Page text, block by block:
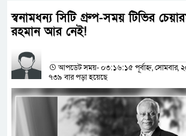
স্বনামধন্য সিটি গ্রুপ-সময় টিভির
রহমান আর নেই!
আপডেট সময়- ০৩:১৬:১৫ পূর্বাহ্ন, সোমবার,
৭৩৯ বার পড়া হয়েছে